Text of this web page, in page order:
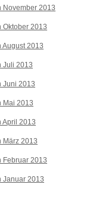
November 2013
Oktober 2013
August 2013
Juli 2013
Juni 2013
Mai 2013
April 2013
März 2013
Februar 2013
Januar 2013